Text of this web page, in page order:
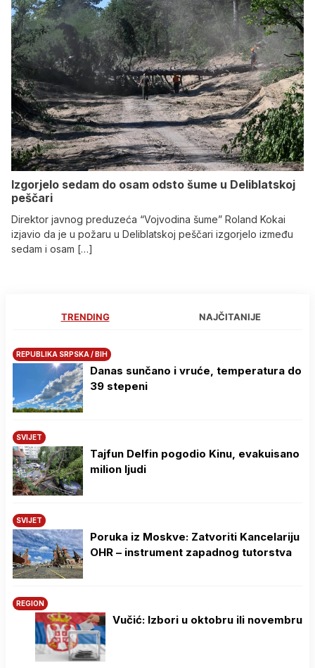
Izgorjelo sedam do osam odsto šume u Deliblatskoj
peščari
Direktor javnog preduzeća “Vojvodina šume” Roland Kokai
izjavio da je u požaru u Deliblatskoj peščari izgorjelo između
sedam i osam […]
TRENDING NAJČITANIJE
REPUBLIKA SRPSKA / BIH
Danas sunčano i vruće, temperatura do
39 stepeni
SVIJET
Tajfun Delfin pogodio Kinu, evakuisano
milion ljudi
SVIJET
Poruka iz Moskve: Zatvoriti Kancelariju
OHR – instrument zapadnog tutorstva
REGION
Vučić: Izbori u oktobru ili novembru